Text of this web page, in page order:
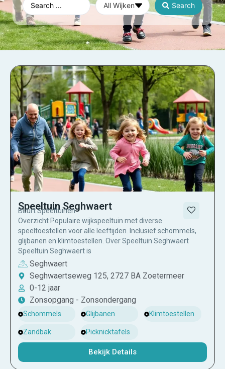
Search
Speeltuin Seghwaert
Buurt Speeltuinen
Overzicht Populaire wijkspeeltuin met diverse
speeltoestellen voor alle leeftijden. Inclusief schommels,
glijbanen en klimtoestellen. Over Speeltuin Seghwaert
Speeltuin Seghwaert is
Seghwaert
Seghwaertseweg 125, 2727 BA Zoetermeer
0-12 jaar
Zonsopgang - Zonsondergang
Schommels Glijbanen Klimtoestellen
Zandbak Picknicktafels
Bekijk Details